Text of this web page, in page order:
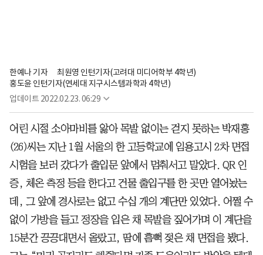
한예나 기자
최원영 인턴기자(고려대 미디어학부 4학년)
홍도윤 인턴기자(연세대 지구시스템과학과 4학년)
업데이트 2022.02.23. 06:29
어린 시절 소아마비를 앓아 목발 없이는 걷지 못하는 박재홍
(26)씨는 지난 1월 서울의 한 고등학교에 임용고시 2차 면접
시험을 보러 갔다가 출입문 앞에서 멈춰서고 말았다. QR 인
증, 체온 측정 등을 한다고 건물 출입구를 한 곳만 열어놨는
데, 그 앞에 경사로는 없고 수십 개의 계단만 있었다. 어쩔 수
없이 가방을 들고 정장을 입은 채 목발을 짚어가며 이 계단을
15분간 끙끙대면서 올랐고, 땀에 흠뻑 젖은 채 면접을 봤다.